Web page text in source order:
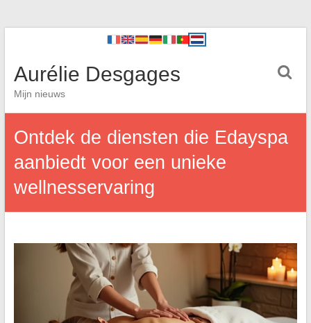
Aurélie Desgages
Mijn nieuws
Ontdek de diensten die Edayspa
aanbiedt voor een unieke
wellnesservaring